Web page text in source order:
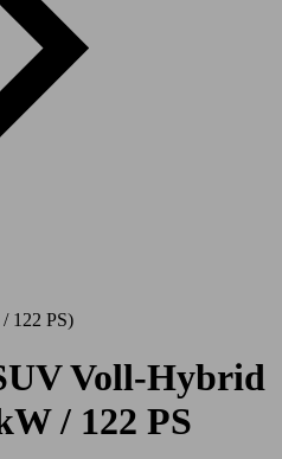
122 PS)
Voll-Hybrid
/ 122 PS